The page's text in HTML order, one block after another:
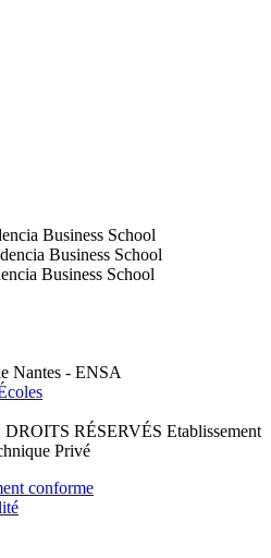
RÉSERVÉS Etablissement
Privé
conforme